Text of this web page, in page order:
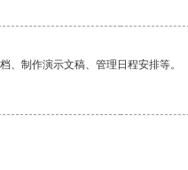
、制作演示文稿、管理日程安排等。